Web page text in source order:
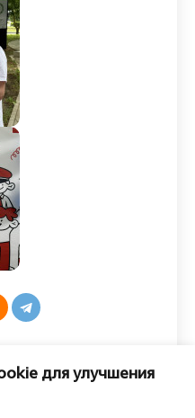
чтобыдля улучшения